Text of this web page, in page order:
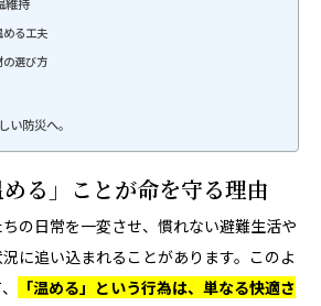
る工夫
選び方
い防災へ。
る」ことが命を守る理由
の日常を一変させ、慣れない避難生活や
に追い込まれることがあります。このよ
「温める」という行為は、単なる快適さ